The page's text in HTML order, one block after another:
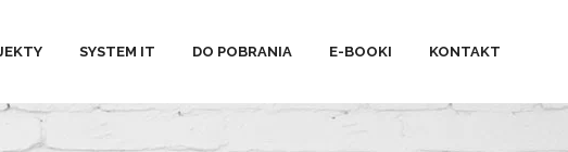
SYSTEM IT DO POBRANIA E-BOOKI KONTAKT